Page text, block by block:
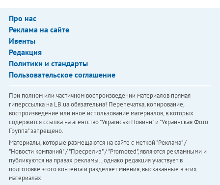
Про нас
Реклама на сайте
Ивенты
Редакция
Политики и стандарты
Пользовательское соглашение
При полном или частичном воспроизведении материалов прямая
гиперссылка на LB.ua обязательна! Перепечатка, копирование,
воспроизведение или иное использование материалов, в которых
содержится ссылка на агентство "Українськi Новини" и "Украинская Фото
Группа" запрещено.
Материалы, которые размещаются на сайте с меткой "Реклама" /
"Новости компаний" / "Пресрелиз" / "Promoted", являются рекламными и
публикуются на правах рекламы. , однако редакция участвует в
подготовке этого контента и разделяет мнения, высказанные в этих
материалах.